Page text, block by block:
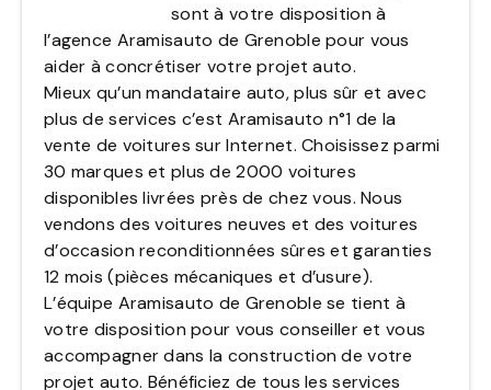
sont à votre disposition à
l’agence Aramisauto de Grenoble pour vous
aider à concrétiser votre projet auto.
Mieux qu’un mandataire auto, plus sûr et avec
plus de services c’est Aramisauto n°1 de la
vente de voitures sur Internet. Choisissez parmi
30 marques et plus de 2000 voitures
disponibles livrées près de chez vous. Nous
vendons des voitures neuves et des voitures
d’occasion reconditionnées sûres et garanties
12 mois (pièces mécaniques et d’usure).
L’équipe Aramisauto de Grenoble se tient à
votre disposition pour vous conseiller et vous
accompagner dans la construction de votre
projet auto. Bénéficiez de tous les services